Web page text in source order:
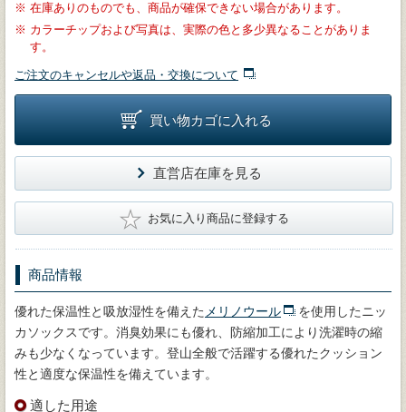
※ 在庫ありのものでも、商品が確保できない場合があります。
※ カラーチップおよび写真は、実際の色と多少異なることがありま
す。
ご注文のキャンセルや返品・交換について
買い物カゴに入れる
直営店在庫を見る
★ お気に入り商品に登録する
商品情報
優れた保温性と吸放湿性を備えた メリノウール
を使用したニッ
カソックスです。消臭効果にも優れ、防縮加工により洗濯時の縮
みも少なくなっています。登山全般で活躍する優れたクッション
性と適度な保温性を備えています。
適した用途